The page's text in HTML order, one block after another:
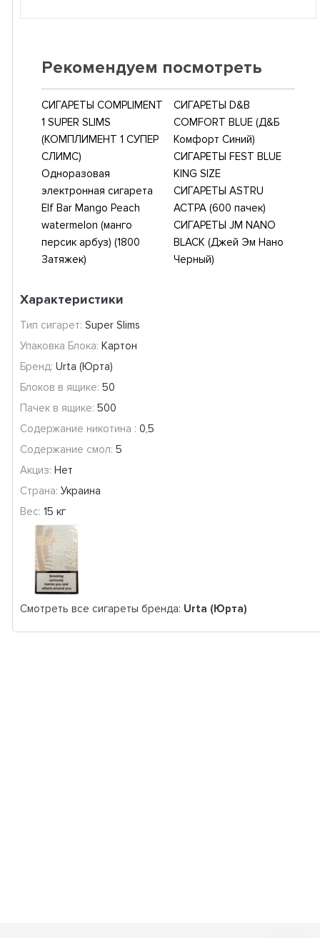
Рекомендуем посмотреть
СИГАРЕТЫ COMPLIMENT
1 SUPER SLIMS
(КОМПЛИМЕНТ 1 СУПЕР
СЛИМС)
Одноразовая
электронная сигарета
Elf Bar Mango Peach
watermelon (манго
персик арбуз) (1800
Затяжек)
СИГАРЕТЫ D&B
COMFORT BLUE (Д&Б
Комфорт Синий)
СИГАРЕТЫ FEST BLUE
KING SIZE
СИГАРЕТЫ ASTRU
АСТРА (600 пачек)
СИГАРЕТЫ JM NANO
BLACK (Джей Эм Нано
Черный)
Характеристики
Тип сигарет: Super Slims
Упаковка Блока: Картон
Бренд: Urta (Юрта)
Блоков в ящике: 50
Пачек в ящике: 500
Содержание никотина : 0,5
Содержание смол: 5
Акциз: Нет
Страна: Украина
Вес: 15 кг
Смотреть все сигареты бренда: Urta (Юрта)